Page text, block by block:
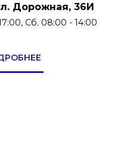
Дорожная, 36И
Сб. 08:00 - 14:00